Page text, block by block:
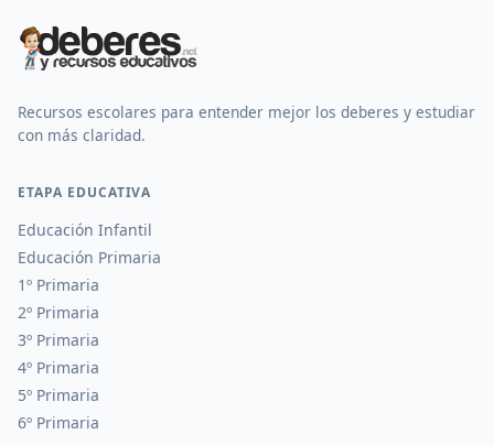
Recursos escolares para entender mejor los deberes y estudiar
con más claridad.
ETAPA EDUCATIVA
Educación Infantil
Educación Primaria
1º Primaria
2º Primaria
3º Primaria
4º Primaria
5º Primaria
6º Primaria